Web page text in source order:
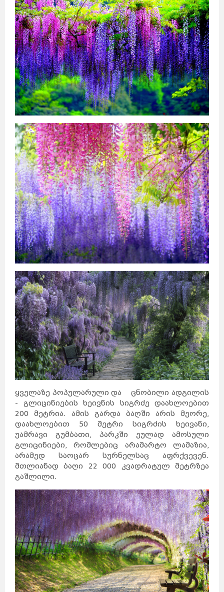
ყველაზე პოპულარული და ცნობილი ადგილის
- გლიცინიების ხეივნის სიგრძე დაახლოებით
200 მეტრია. ამის გარდა ბაღში არის მეორე,
დაახლოებით 50 მეტრი სიგრძის ხეივანი,
უამრავი გუმბათი, პარკში ეულად ამოსული
გლიცინიები, რომლებიც არამარტო ლამაზია,
არამედ საოცარ სურნელსაც აფრქვევენ.
მთლიანად ბაღი 22 000 კვადრატულ მეტრზეა
გაშლილი.